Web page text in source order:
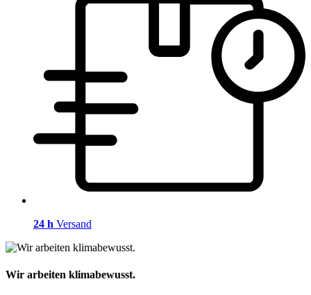
24 h Versand
Wir arbeiten klimabewusst.